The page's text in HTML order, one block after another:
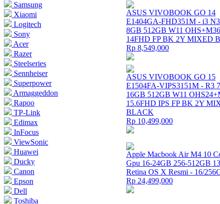
Samsung
Xiaomi
Logitech
Sony
Acer
Razer
Steelseries
Sennheiser
Superpower
Armaggeddon
Rapoo
TP-Link
Edimax
InFocus
ViewSonic
Huawei
Ducky
Canon
Epson
Dell
Toshiba
ASUS VIVOBOOK GO 14
E1404GA-FHD351M - i3
8GB 512GB W11
14FHD FP BK 2Y MIXED
Rp 8,549,000
ASUS VIVOBOOK GO 15
E1504FA-VIPS3151M - R3
16GB 512GB W11
15.6FHD IPS FP BK 2Y
BLACK
Rp 10,499,000
Apple Macbook Air M4 10
Gpu 16-24GB 256-512GB
Retina OS X Resmi - 16/
Rp 24,499,000